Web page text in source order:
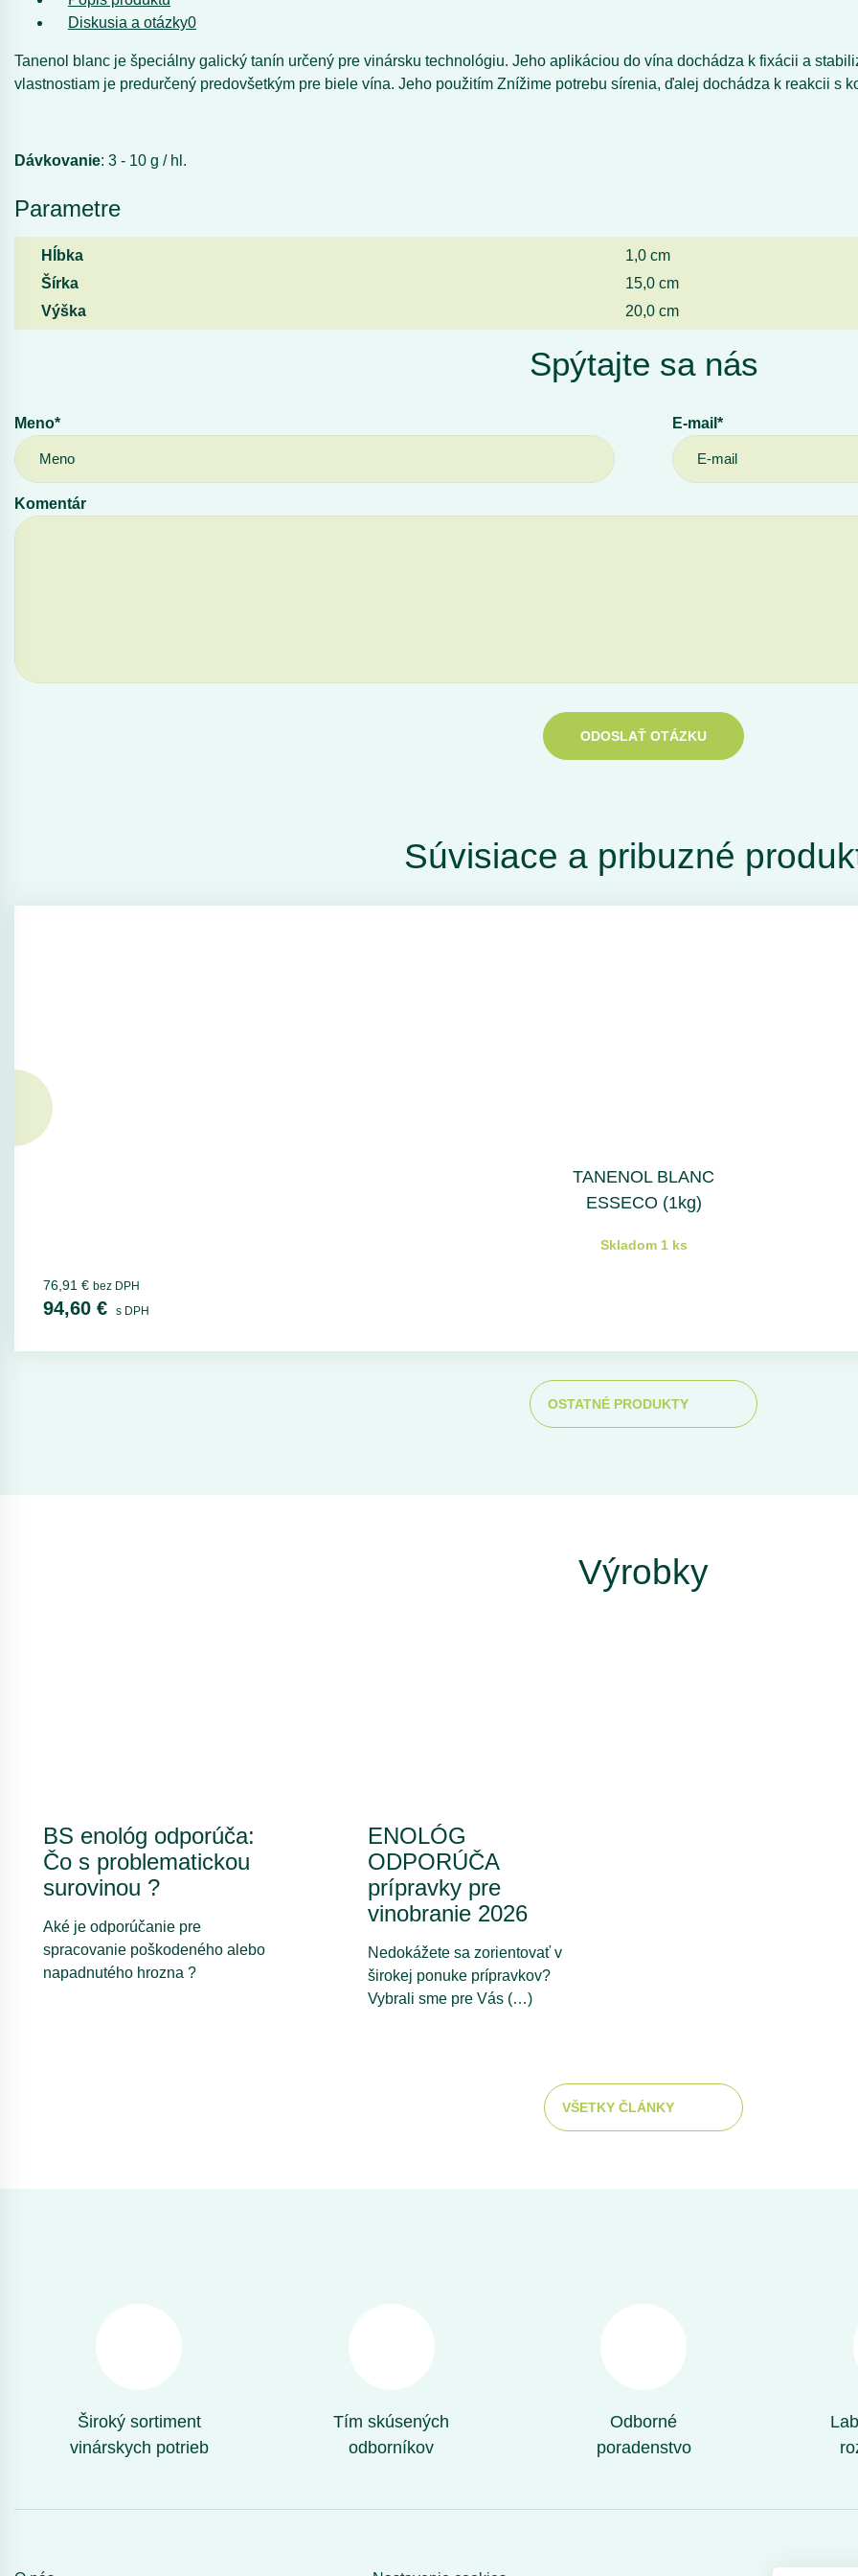
Diskusia a otázky0
Tanenol blanc je špeciálny galický tanín určený pre vinársku technológiu. Jeho aplikáciou do vína dochádza k fixácii a
vlastnostiam je predurčený predovšetkým pre biele vína. Jeho použitím Znížime potrebu sírenia, ďalej dochádza k reakcii s
Dávkovanie: 3 - 10 g / hl.
Parametre
Hĺbka
1,0 cm
Šírka
15,0 cm
Výška
20,0 cm
Spýtajte sa nás
Meno* E-mail*
Komentár
ODOSLAŤ OTÁZKU
Súvisiace a pribuzné
TANENOL BLANC
ESSECO (1kg)
Skladom 1 ks
76,91 € bez DPH
94,60 € s DPH
OSTATNÉ PRODUKTY
Výrobky
BS enológ odporúča:
Čo s problematickou
surovinou ?
Aké je odporúčanie pre
spracovanie poškodeného alebo
napadnutého hrozna ?
ENOLÓG
ODPORÚČA
prípravky pre
vinobranie 2026
Nedokážete sa zorientovať v
širokej ponuke prípravkov?
Vybrali sme pre Vás (…)
VŠETKY ČLÁNKY
Široký sortiment
vinárskych potrieb
Tím skúsených
odborníkov
Odborné
poradenstvo